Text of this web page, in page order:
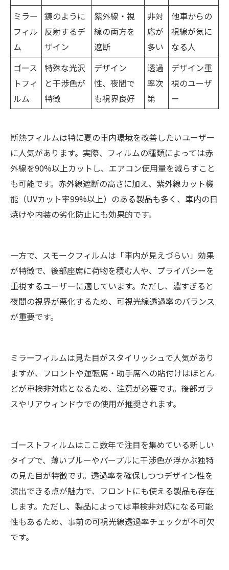
ミラー
フィル
ム
鏡のように
反射するデ
ザイン
紫外線・視
線の両方を
遮断
非対
応が
多い
他車からの
視線が気に
なる人
ゴース
トフィ
ルム
特殊な光沢
と干渉色が
特徴
デザイン
性、夜間で
も視界良好
透過
率次
第
デザイン重
視のユーザ
ー
断熱フィルムは特に夏の車内環境を改善したいユーザー
に人気があります。実際、フィルムの種類によっては赤
外線を90%以上カットし、エアコン使用量を減らすこと
も可能です。赤外線遮断の高さに加え、紫外線カット機
能（UVカット率99%以上）のある製品も多く、車内の日
焼けや内装の劣化防止にも効果的です。
一方で、スモークフィルムは「車内が見えづらい」効果
が特徴で、後部座席に荷物を積む人や、プライバシーを
重視するユーザーに適しています。ただし、濃すぎると
夜間の視界が悪化するため、可視光線透過率のバランス
が重要です。
ミラーフィルムは見た目がスタイリッシュで人気があり
ますが、フロントや運転席・助手席への貼付けはほとん
どが車検非対応となるため、注意が必要です。後部ガラ
スやリアウィンドウでの使用が推奨されます。
ゴーストフィルムはここ数年で注目を集めている新しい
タイプで、薄いブルーやパープルに干渉色が浮かぶ独特
の見た目が特徴です。透過率を確保しつつデザイン性を
演出できる点が魅力で、フロントにも使える製品も存在
します。ただし、製品によっては車検非対応になる可能
性もあるため、事前の可視光線透過率チェックが不可欠
です。